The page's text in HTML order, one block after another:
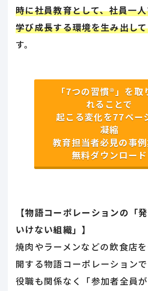
時に社員教育として、社員一
学び成長する環境を生み出し
す。
「7つの習慣®」を取
れることで
起こる変化を77ペー
凝縮
教育担当者必見の事
無料ダウンロード
【物語コーポレーションの「
いけない組織」】
焼肉やラーメンなどの飲食店
開する物語コーポレーション
役職も関係なく「参加者全員